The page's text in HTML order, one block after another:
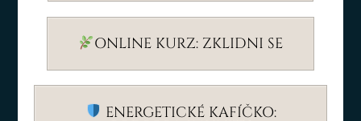
ONLINE KURZ: ZKLIDNI SE
ENERGETICKÉ KAFÍČKO: